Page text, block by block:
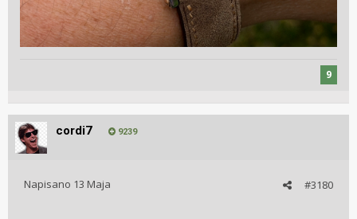
9
cordi7 9239
#3180
Napisano 13 Maja